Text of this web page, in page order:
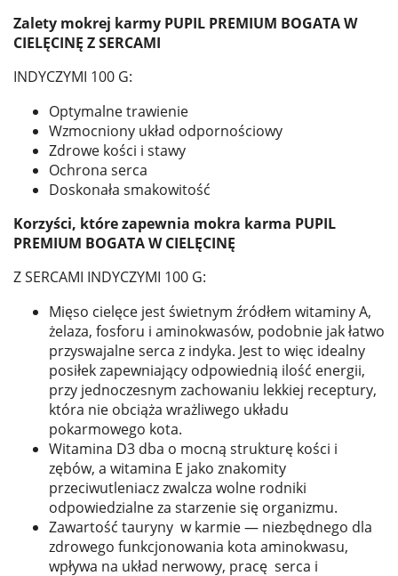
Zalety mokrej karmy PUPIL PREMIUM BOGATA W
CIELĘCINĘ Z SERCAMI
INDYCZYMI 100 G:
Optymalne trawienie
Wzmocniony układ odpornościowy
Zdrowe kości i stawy
Ochrona serca
Doskonała smakowitość
Korzyści, które zapewnia mokra karma PUPIL
PREMIUM BOGATA W CIELĘCINĘ
Z SERCAMI INDYCZYMI 100 G:
Mięso cielęce jest świetnym źródłem witaminy A,
żelaza, fosforu i aminokwasów, podobnie jak łatwo
przyswajalne serca z indyka. Jest to więc idealny
posiłek zapewniający odpowiednią ilość energii,
przy jednoczesnym zachowaniu lekkiej receptury,
która nie obciąża wrażliwego układu
pokarmowego kota.
Witamina D3 dba o mocną strukturę kości i
zębów, a witamina E jako znakomity
przeciwutleniacz zwalcza wolne rodniki
odpowiedzialne za starzenie się organizmu.
Zawartość tauryny w karmie — niezbędnego dla
zdrowego funkcjonowania kota aminokwasu,
wpływa na układ nerwowy, pracę serca i